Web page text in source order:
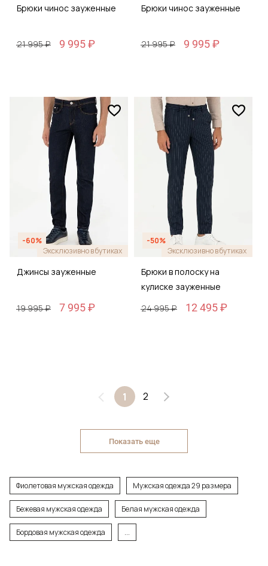
Брюки чинос зауженные
21 995 ₽ 9 995 ₽
Брюки чинос зауженные
21 995 ₽ 9 995 ₽
-60%
Эксклюзивно в бутиках
Джинсы зауженные
19 995 ₽ 7 995 ₽
-50%
Эксклюзивно в бутиках
Брюки в полоску на
кулиске зауженные
24 995 ₽
12 495 ₽
1 2
Показать еще
Фиолетовая мужская одежда Мужская одежда 29 размера
Бежевая мужская одежда Белая мужская одежда
Бордовая мужская одежда ...